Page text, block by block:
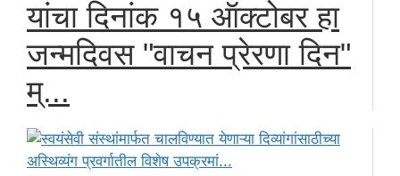
यांचा दिनांक १५ ऑक्टोबर हा
जन्मदिवस "वाचन प्रेरणा दिन"
म्...